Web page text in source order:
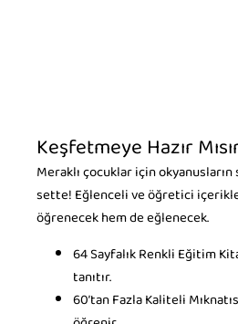
Keşfetmeye Hazır
Meraklı çocuklar için
sette! Eğlenceli ve öğretici
öğrenecek hem de eğlenecek.
64 Sayfalık Renkli Eğitim
tanıtır.
60’tan Fazla Kaliteli